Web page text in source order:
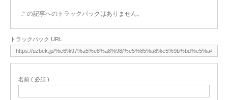
この記事へのトラックバックはありません。
トラックバック URL
名前 ( 必須 )